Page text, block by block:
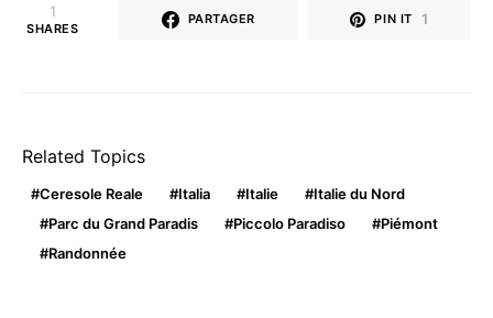
1
SHARES
PARTAGER PIN IT 1
Related Topics
Ceresole Reale Italia Italie
Italie du Nord
Parc du Grand Paradis
Piccolo Paradiso
Piémont
Randonnée